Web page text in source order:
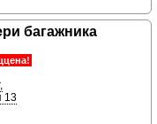
багажника
13